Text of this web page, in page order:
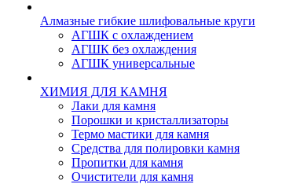
Алмазные гибкие шлифовальные круги
АГШК с охлаждением
АГШК без охлаждения
АГШК универсальные
ХИМИЯ ДЛЯ КАМНЯ
Лаки для камня
Порошки и кристаллизаторы
Термо мастики для камня
Средства для полировки камня
Пропитки для камня
Очистители для камня